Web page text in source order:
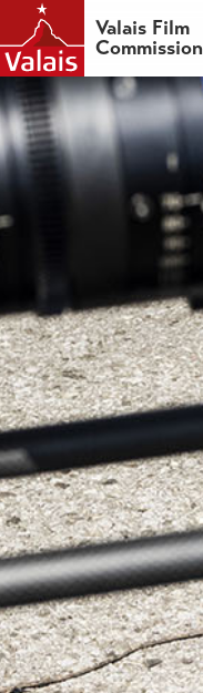
Valais Film
Commission